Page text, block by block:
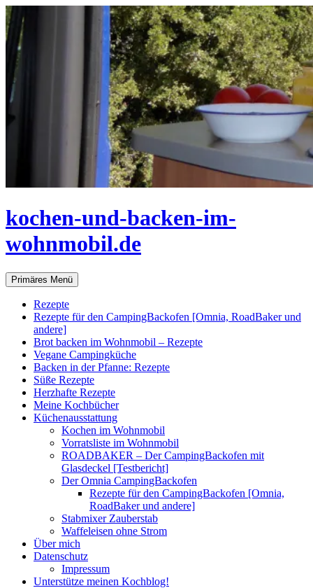
Zum
Inhalt
springen
kochen-und-backen-im-
wohnmobil.de
Suchen
Primäres Menü
Rezepte
Rezepte für den CampingBackofen [Omnia, RoadBaker und
andere]
Brot backen im Wohnmobil – Rezepte
Vegane Campingküche
Backen in der Pfanne: Rezepte
Süße Rezepte
Herzhafte Rezepte
Meine Kochbücher
Küchenausstattung
Kochen im Wohnmobil
Vorratsliste im Wohnmobil
ROADBAKER – Der CampingBackofen mit
Glasdeckel [Testbericht]
Der Omnia CampingBackofen
Rezepte für den CampingBackofen [Omnia,
RoadBaker und andere]
Stabmixer Zauberstab
Waffeleisen ohne Strom
Über mich
Datenschutz
Impressum
Unterstütze meinen Kochblog!